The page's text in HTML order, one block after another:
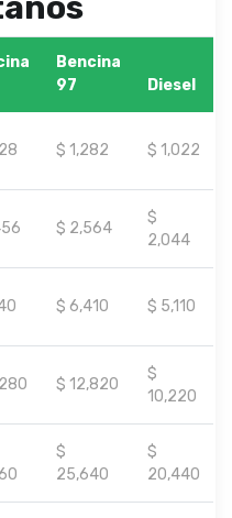
Bencina
97
Diesel
$ 1,282 $ 1,022
$ 2,564
$
2,044
$ 6,410 $ 5,110
$ 12,820
$
10,220
$
25,640
$
20,440